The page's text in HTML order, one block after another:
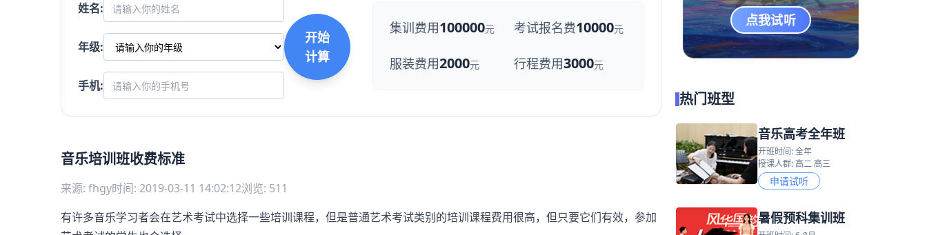
姓名:
年级:
手机:
开始
计算
集训费用100000元 考试报名费10000元
服装费用2000元 行程费用3000元
音乐培训班收费标准
来源: fhgy时间: 2019-03-11 14:02:12浏览: 511
有许多音乐学习者会在艺术考试中选择一些培训课程，但是普通艺术考试类别的培训课程费用很高，但只要它们有效，参加
点我试听
热门班型
音乐高考全年班
开班时间: 全年
授课人群: 高二 高三
申请试听
暑假预科集训班